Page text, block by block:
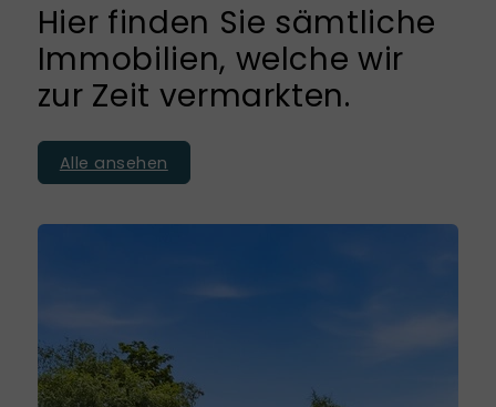
Hier finden Sie sämtliche
Immobilien, welche wir
zur Zeit vermarkten.
Alle ansehen